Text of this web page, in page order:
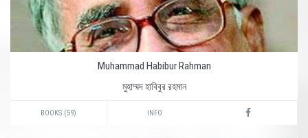
Muhammad Habibur Rahman
মুহাম্মদ হাবিবুর রহমান
BOOKS (59) INFO